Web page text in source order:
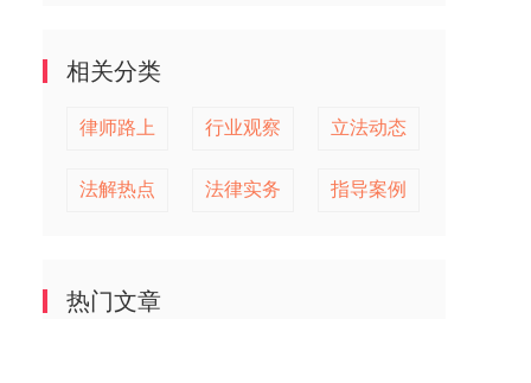
相关分类
律师路上 行业观察 立法动态
法解热点 法律实务 指导案例
热门文章